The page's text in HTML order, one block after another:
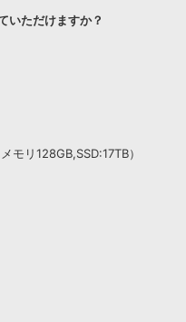
いただけますか？
リ128GB,SSD:17TB）